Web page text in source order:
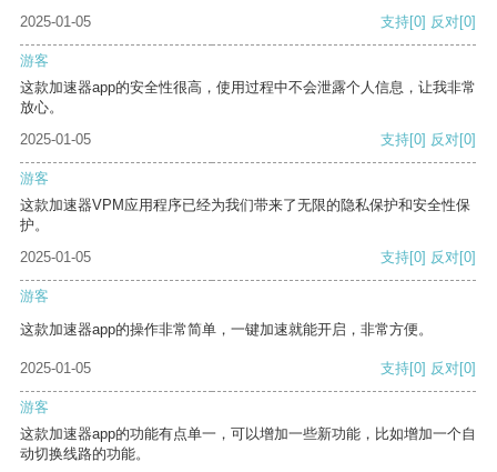
2025-01-05
支持[0] 反对[0]
游客
这款加速器app的安全性很高，使用过程中不会泄露个人信息，让我非常
放心。
2025-01-05
支持[0] 反对[0]
游客
这款加速器VPM应用程序已经为我们带来了无限的隐私保护和安全性保
护。
2025-01-05
支持[0] 反对[0]
游客
这款加速器app的操作非常简单，一键加速就能开启，非常方便。
2025-01-05 支持[0] 反对[0]
游客
这款加速器app的功能有点单一，可以增加一些新功能，比如增加一个自
动切换线路的功能。